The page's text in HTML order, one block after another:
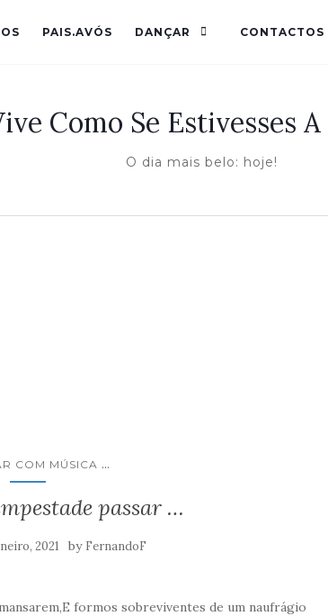
PAIS.AVÓS DANÇAR CONTACTOS
Como Se Estivesses
O dia mais belo: hoje!
COM MÚSICA ...
passar …
2021 by FernandoF
formos sobreviventes de um naufrágio